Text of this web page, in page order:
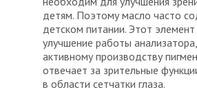
детям. Поэтому масло часто
детском питании. Этот
улучшение работы
активному производству
отвечает за зрительные
в области сетчатки глаза.